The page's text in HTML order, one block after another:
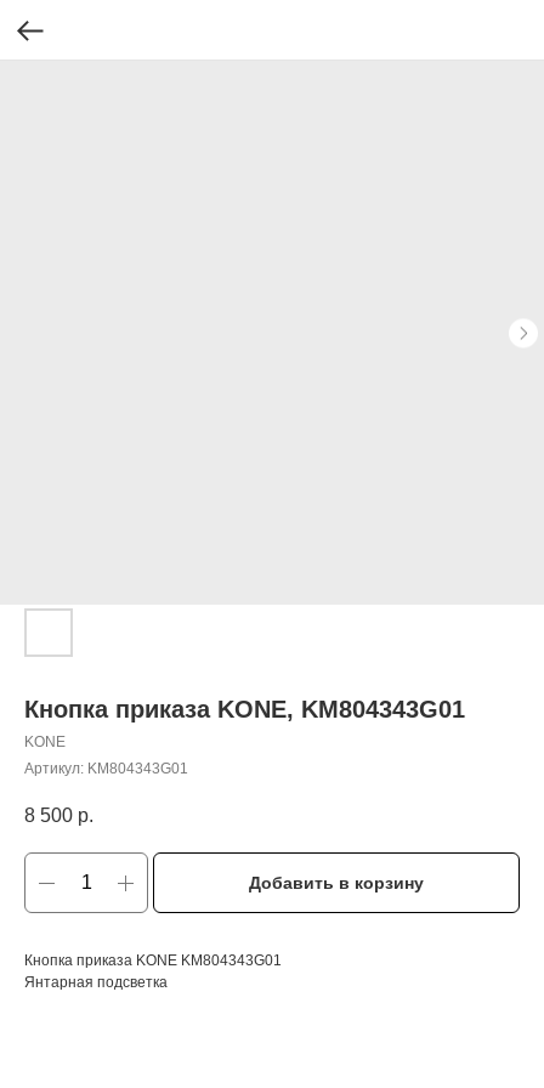
Кнопка приказа KONE, KM804343G01
KONE
Артикул: KM804343G01
8 500 р.
Добавить в корзину
Кнопка приказа KONE KM804343G01
Янтарная подсветка